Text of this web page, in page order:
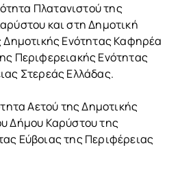
Πλατανιστού της
και στη Δημοτική
Δημοτικής Ενότητας Καφηρέα
Περιφερειακής Ενότητας
Στερεάς Ελλάδας.
Αετού της Δημοτικής
Δήμου Καρύστου της
Εύβοιας της Περιφέρειας